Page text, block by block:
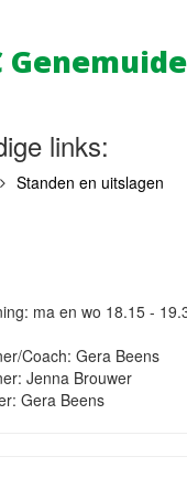
links:
Standen en uitslagen
ma en wo 18.15 -
Coach: Gera Beens
Jenna Brouwer
Gera Beens